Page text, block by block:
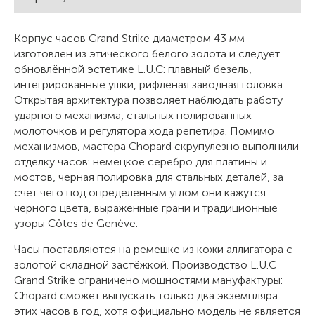
Корпус часов Grand Strike диаметром 43 мм
изготовлен из этического белого золота и следует
обновлённой эстетике L.U.C: плавный безель,
интегрированные ушки, рифлёная заводная головка.
Открытая архитектура позволяет наблюдать работу
ударного механизма, стальных полированных
молоточков и регулятора хода репетира. Помимо
механизмов, мастера Chopard скрупулезно выполнили
отделку часов: немецкое серебро для платины и
мостов, черная полировка для стальных деталей, за
счет чего под определенным углом они кажутся
черного цвета, выраженные грани и традиционные
узоры Côtes de Genève.
Часы поставляются на ремешке из кожи аллигатора с
золотой складной застёжкой. Производство L.U.C
Grand Strike ограничено мощностями мануфактуры:
Chopard сможет выпускать только два экземпляра
этих часов в год, хотя официально модель не является